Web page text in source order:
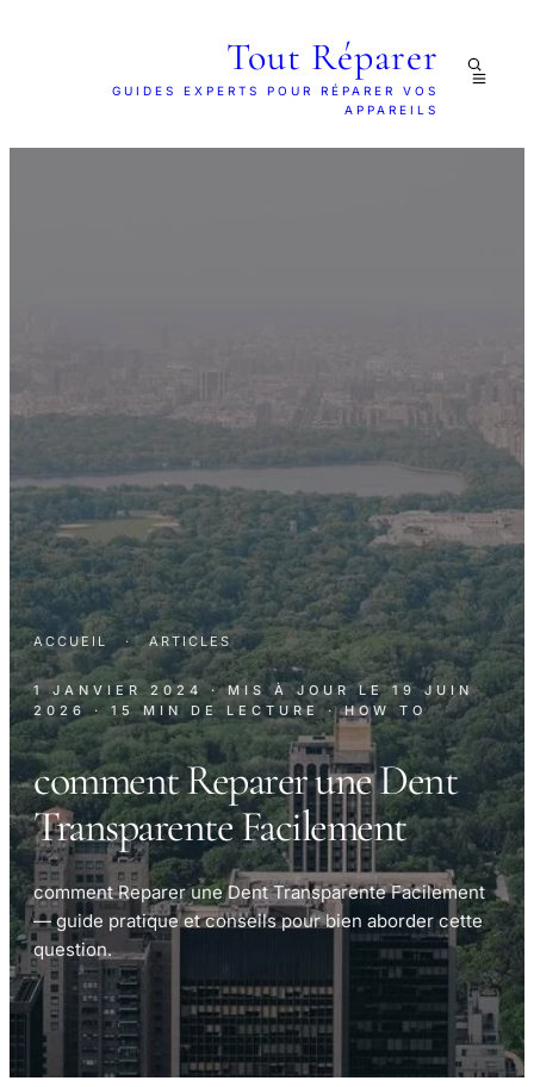
Tout Réparer
GUIDES EXPERTS POUR RÉPARER VOS
APPAREILS
ACCUEIL · ARTICLES
1 JANVIER 2024 · MIS À JOUR LE19 JUIN
2026 · 15 MIN DE LECTURE · HOW TO
comment Reparer une Dent
Transparente Facilement
comment Reparer une Dent Transparente Facilement
— guide pratique et conseils pour bien aborder cette
question.